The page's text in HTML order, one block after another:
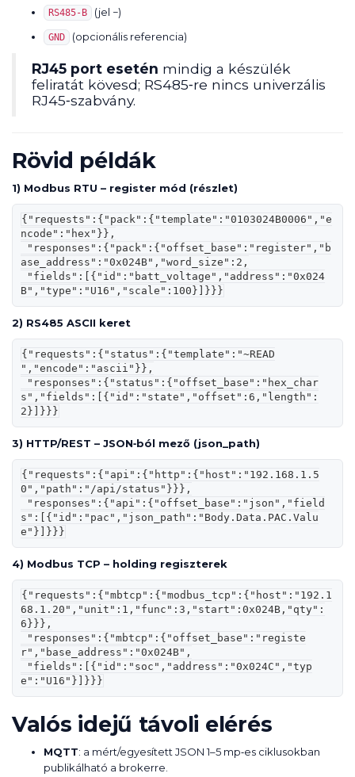
RS485-B (jel −)
GND (opcionális referencia)
RJ45 port esetén mindig a készülék
feliratát kövesd; RS485‑re nincs univerzális
RJ45‑szabvány.
Rövid példák
1) Modbus RTU – register mód (részlet)
{"requests":{"pack":{"template":"0103024B0006","e
ncode":"hex"}},
ase_address":"0x024B","word_size":2,
B","type":"U16","scale":100}]}}}
2) RS485 ASCII keret
{"requests":{"status":{"template":"~READ
","encode":"ascii"}},
s","fields":[{"id":"state","offset":6,"length":
2}]}}}
3) HTTP/REST – JSON‑ból mező (json_path)
{"requests":{"api":{"http":{"host":"192.168.1.5
0","path":"/api/status"}}},
s":[{"id":"pac","json_path":"Body.Data.PAC.Valu
e"}]}}}
4) Modbus TCP – holding regiszterek
{"requests":{"mbtcp":{"modbus_tcp":{"host":"192.1
68.1.20","unit":1,"func":3,"start":0x024B,"qty":
6}}},
r","base_address":"0x024B",
e":"U16"}]}}}
Valós idejű távoli elérés
MQTT: a mért/egyesített JSON 1–5 mp‑es ciklusokban
publikálható a brokerre.